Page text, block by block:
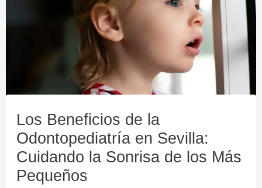
Los Beneficios de la
Odontopediatría en Sevilla:
Cuidando la Sonrisa de los Más
Pequeños